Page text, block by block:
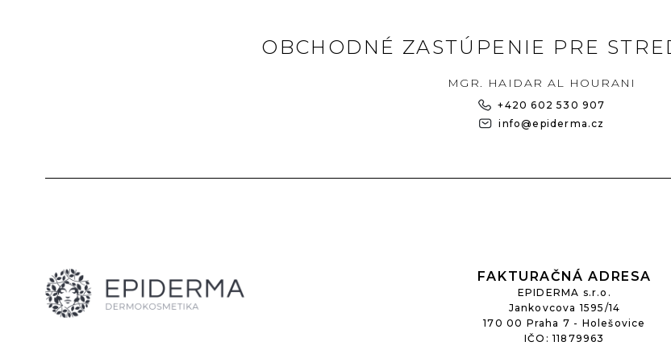
OBCHODNÉ ZASTÚPENIE PRE
MGR. HAIDAR AL HOURANI
+420 602 530 907
info@epiderma.cz
FAKTURAČNÁ ADRESA
EPIDERMA s.r.o.
Jankovcova 1595/14
170 00 Praha 7 - Holešovice
IČO: 11879963